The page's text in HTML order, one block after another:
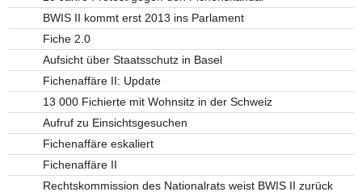
BWIS II kommt erst 2013 ins Parlament
Fiche 2.0
Aufsicht über Staatsschutz in Basel
Fichenaffäre II: Update
13 000 Fichierte mit Wohnsitz in der Schweiz
Aufruf zu Einsichtsgesuchen
Fichenaffäre eskaliert
Fichenaffäre II
Rechtskommission des Nationalrats weist BWIS II zurück